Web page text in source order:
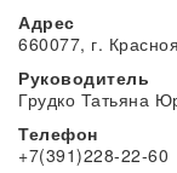
Адрес
660077, г.
Руководитель
Грудко Татьяна
Телефон
+7(391)228-22-60